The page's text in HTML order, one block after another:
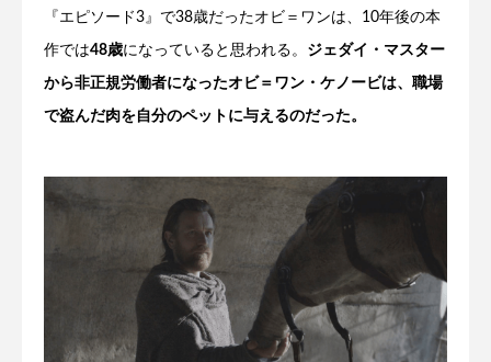
『エピソード3』で38歳だったオビ＝ワンは、10年後の本
作では48歳になっていると思われる。 ジェダイ・マスター
から非正規労働者になったオビ＝ワン・ケノービは、職場
で盗んだ肉を自分のペットに与えるのだった。